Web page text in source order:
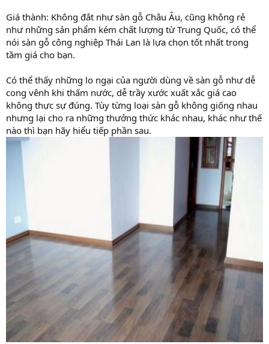
Giá thành: Không đắt như sàn gỗ Châu Âu, cũng không rẻ
như những sản phẩm kém chất lượng từ Trung Quốc, có thể
nói sàn gỗ công nghiệp Thái Lan là lựa chọn tốt nhất trong
tầm giá cho bạn.
Có thể thấy những lo ngại của người dùng về sàn gỗ như dễ
cong vênh khi thấm nước, dễ trầy xước xuất xắc giá cao
không thực sự đúng. Tùy từng loại sàn gỗ không giống nhau
nhưng lại cho ra những thưởng thức khác nhau, khác như thế
nào thì bạn hãy hiểu tiếp phần sau.